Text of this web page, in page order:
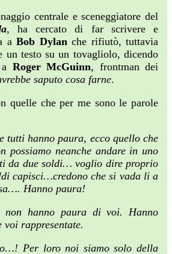
centrale e sceneggiatore del
, ha cercato di far scrivere e
a Bob Dylanche rifiutò, tuttavia
un testo su un tovagliolo, dicendo
Roger McGuinn, frontman dei
saputo cosa farne.
quelle che per me sono le parole
tutti hanno paura, ecco quello che
possiamo neanche andare in uno
da due soldi… voglio dire proprio
capisci…credono che si vada li a
Hanno paura!
non hanno paura di voi. Hanno
rappresentate.
Per loro noi siamo solo della